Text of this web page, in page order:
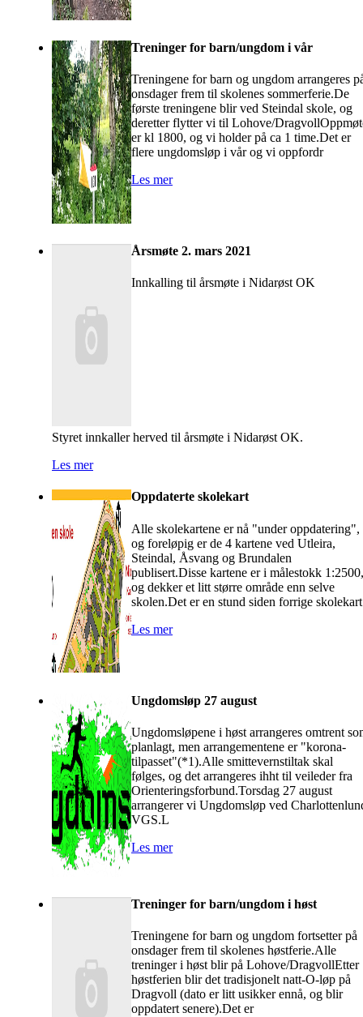
Treninger for barn/ungdom i vår
Treningene for barn og ungdom arrangeres
onsdager frem til skolenes sommerferie.De
første treningene blir ved Steindal skole, og
deretter flytter vi til Lohove/
er kl 1800, og vi holder på ca 1 time.Det er
flere ungdomsløp i vår og vi oppfordr
Les mer
Årsmøte 2. mars 2021
Innkalling til årsmøte i Nidarøst OK
Styret innkaller herved til årsmøte i Nidarøst OK.
Les mer
Oppdaterte skolekart
Alle skolekartene er nå "under oppdatering",
og foreløpig er de 4 kartene ved Utleira,
Steindal, Åsvang og Brundalen
publisert.Disse kartene er i målestokk 1:2500,
og dekker et litt større område enn selve
skolen.Det er en stund siden forrige skolekart
Les mer
Ungdomsløp 27 august
Ungdomsløpene i høst arrangeres omtrent
planlagt, men arrangementene er "korona-
tilpasset"(*1).Alle smittevernstiltak skal
følges, og det arrangeres ihht til veileder fra
Orienteringsforbund.Torsdag 27 august
arrangerer vi Ungdomsløp ved
VGS.L
Les mer
Treninger for barn/ungdom i høst
Treningene for barn og ungdom fortsetter på
onsdager frem til skolenes høstferie.Alle
treninger i høst blir på Lohove/DragvollEtter
høstferien blir det tradisjonelt natt-O-løp på
Dragvoll (dato er litt usikker ennå, og blir
oppdatert senere).Det er